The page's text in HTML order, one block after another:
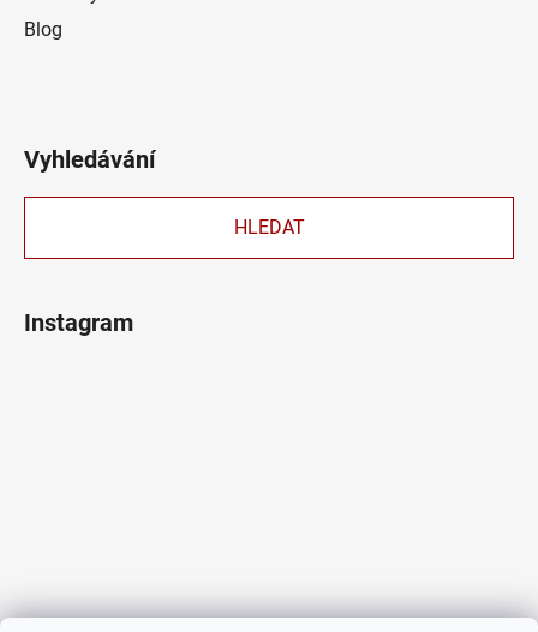
Blog
Vyhledávání
HLEDAT
Instagram